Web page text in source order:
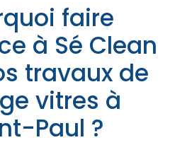
faire
à Sé Clean
travaux de
vitres à
Paul ?